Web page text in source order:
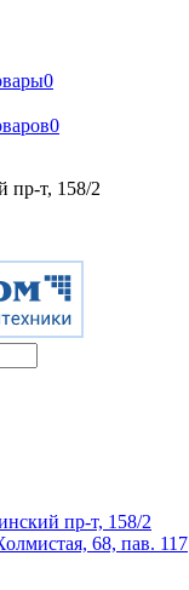
0
0
пр-т, 158/2
пр-т, 158/2
68, пав. 117